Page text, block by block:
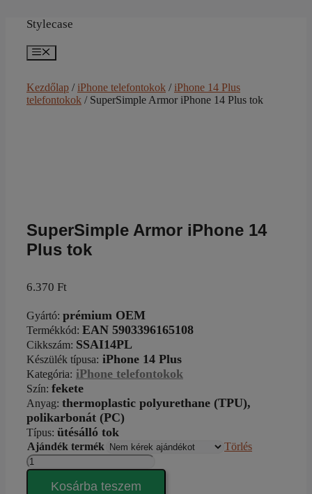
Stylecase
Kezdőlap / iPhone telefontokok / iPhone 14 Plus
telefontokok / SuperSimple Armor iPhone 14 Plus tok
SuperSimple Armor iPhone 14
Plus tok
6.370 Ft
Gyártó: prémium OEM
Termékkód: EAN 5903396165108
Cikkszám: SSAI14PL
Készülék típusa: iPhone 14 Plus
Kategória: iPhone telefontokok
Szín: fekete
Anyag: thermoplastic polyurethane (TPU),
polikarbonát (PC)
Típus: ütésálló tok
Ajándék termék
Törlés
SuperSimple
Armor
iPhoneKosárba teszem